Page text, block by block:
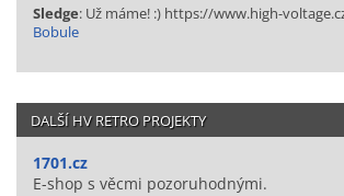
Sledge: Už máme! :) https://www.high-
Bobule
DALŠÍ HV RETRO PROJEKTY
1701.cz
E-shop s věcmi pozoruhodnými.